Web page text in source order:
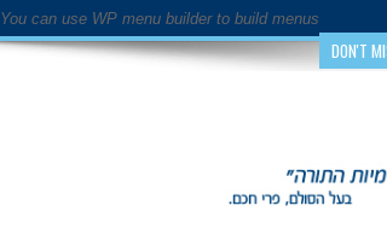
You can use WP menu builder to build menus
DON'T